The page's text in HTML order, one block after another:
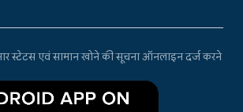
एवं सामान खोने की सूचना ऑनलाइन दर्ज करने